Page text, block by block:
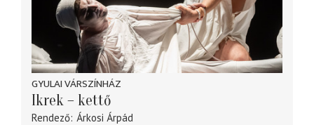
GYULAI VÁRSZÍNHÁZ
Ikrek – kettő
Rendező Árkosi Árpád